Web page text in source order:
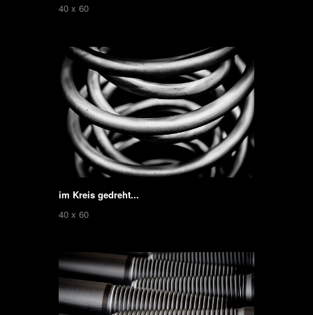
40 x 60
im Kreis gedreht...
40 x 60